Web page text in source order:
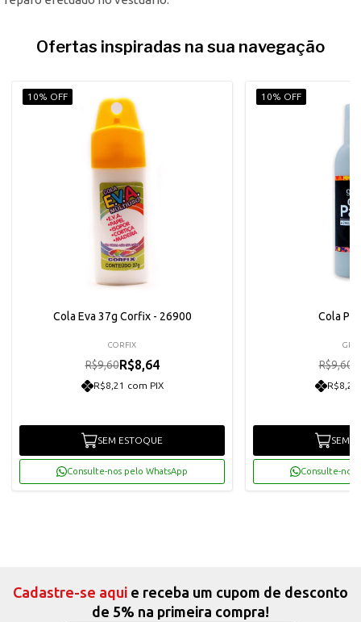
Ofertas inspiradas na sua navegação
10% OFF
Cola Eva 37g Corfix - 26900
CORFIX
R$9,60R$8,64
R$8,21 com PIX
SEM ESTOQUE
Consulte-nos pelo WhatsApp
10% OFF
Cola
R$9,60
R$8,21
SEM
Consulte-nos
Cadastre-se aqui e receba um cupom de desconto
de 5% na primeira compra!